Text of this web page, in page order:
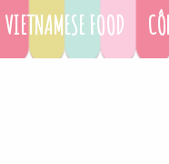
VIETNAMESE FOOD